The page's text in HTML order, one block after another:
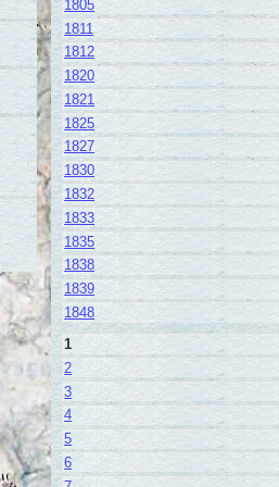
1805
1811
1812
1820
1821
1825
1827
1830
1832
1833
1835
1838
1839
1848
1
2
3
4
5
6